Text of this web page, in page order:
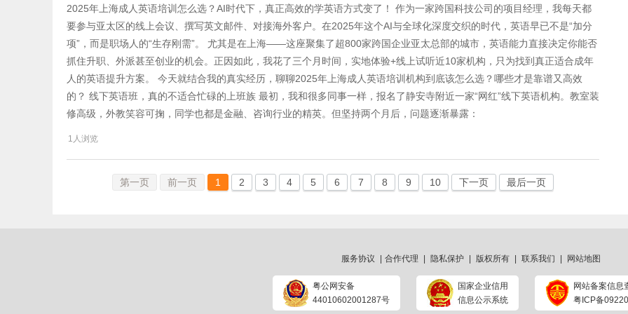
2025年上海成人英语培训怎么选？AI时代下，真正高效的学英语方式变了！ 作为一家跨国科技公司的项目经理，我每天都
要参与亚太区的线上会议、撰写英文邮件、对接海外客户。在2025年这个AI与全球化深度交织的时代，英语早已不是“加分
项”，而是职场人的“生存刚需”。 尤其是在上海——这座聚集了超800家跨国企业亚太总部的城市，英语能力直接决定你能否
抓住升职、外派甚至创业的机会。正因如此，我花了三个月时间，实地体验+线上试听近10家机构，只为找到真正适合成年
人的英语提升方案。 今天就结合我的真实经历，聊聊2025年上海成人英语培训机构到底该怎么选？哪些才是靠谱又高效
的？ 线下英语班，真的不适合忙碌的上班族 最初，我和很多同事一样，报名了静安寺附近一家“网红”线下英语机构。教室装
修高级，外教笑容可掬，同学也都是金融、咨询行业的精英。但坚持两个月后，问题逐渐暴露：
1人浏览
第一页 前一页 1 2 3 4 5 6 7 8 9 10 下一页 最后一页
服务协议 合作代理 隐私保护 版权所有 联系我们 网站地图
粤公网安备
44010602001287号
国家企业信用
信息公示系统
网站备案信息
粤ICP备